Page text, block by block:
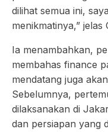
dilihat semua ini,
menikmatinya,”
Ia menambahkan,
membahas finance
mendatang juga
Sebelumnya,
dilaksanakan di
dan persiapan yang